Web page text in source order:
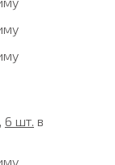
6 шт. в